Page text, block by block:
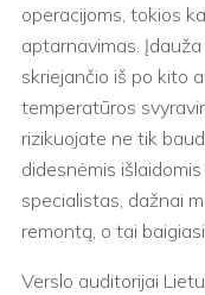
operacijoms, tokios
aptarnavimas.
skriejančio iš po kito
temperatūros
rizikuojate ne tik
didesnėmis
specialistas, dažnai
remontą, o tai
Verslo auditorijai